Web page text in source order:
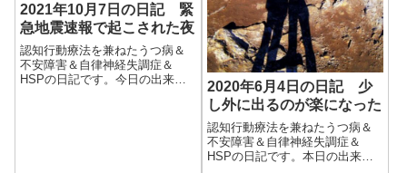
2021年10月7日の日記 緊
急地震速報で起こされた夜
認知行動療法を兼ねたうつ病＆
不安障害＆自律神経失調症＆
HSPの日記です。今日の出来事
2020年6月4日の日記 少
し外に出るのが楽になった
認知行動療法を兼ねたうつ病＆
不安障害＆自律神経失調症＆
HSPの日記です。本日の出来事